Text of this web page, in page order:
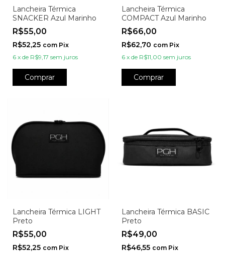
Lancheira Térmica
SNACKER Azul Marinho
R$55,00
R$52,25 com Pix
6 x de R$9,17 sem juros
Comprar
Lancheira Térmica
COMPACT Azul Marinho
R$66,00
R$62,70 com Pix
6 x de R$11,00 sem juros
Comprar
Lancheira Térmica LIGHT
Preto
R$55,00
R$52,25 com Pix
Lancheira Térmica BASIC
Preto
R$49,00
R$46,55 com Pix